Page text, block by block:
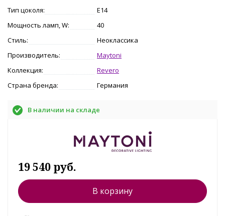
Тип цоколя:
E14
Мощность ламп, W:
40
Стиль:
Неоклассика
Производитель:
Maytoni
Коллекция:
Revero
Страна бренда:
Германия
В наличии на складе
19 540 руб.
В корзину